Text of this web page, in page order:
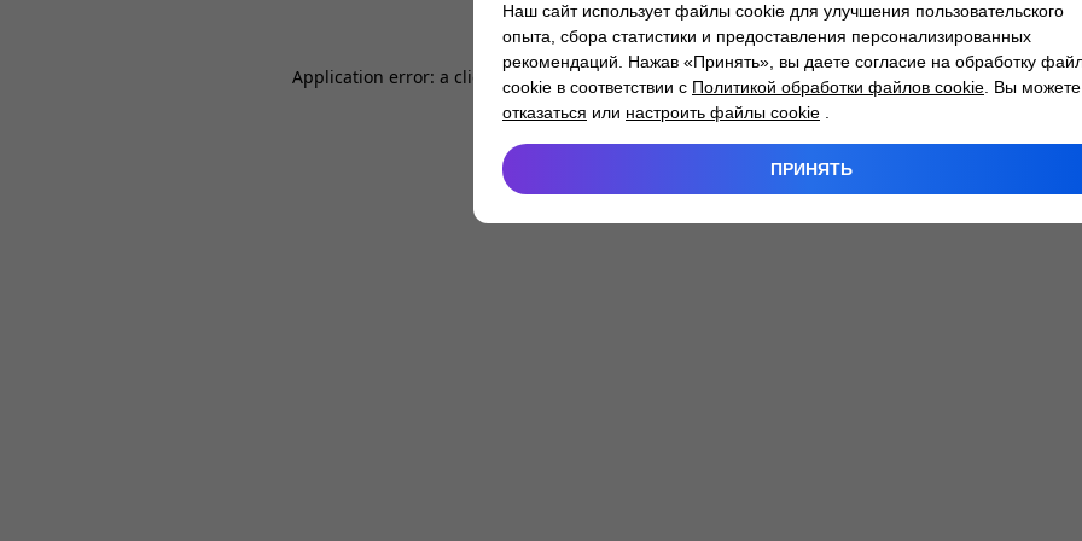
Application error: a client -side exception has occurred while loading atlantm.by (see the
Наш сайт использует файлы cookie для улучшения пользовательского
опыта, сбора статистики и предоставления персонализированных
рекомендаций. Нажав «Принять», вы даете согласие на обработку
cookie в соответствии с Политикой обработки файлов cookie . Вы можете
отказаться или настроить файлы cookie
ПРИНЯТЬ